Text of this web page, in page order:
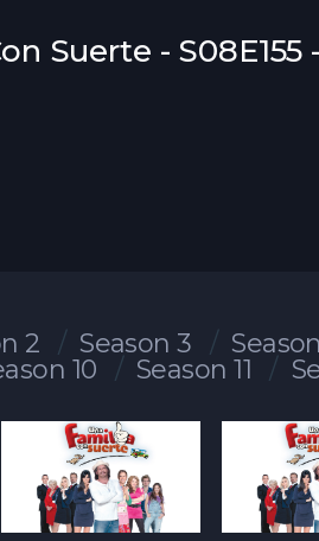
Suerte -
2 Season 3
10 Season 11